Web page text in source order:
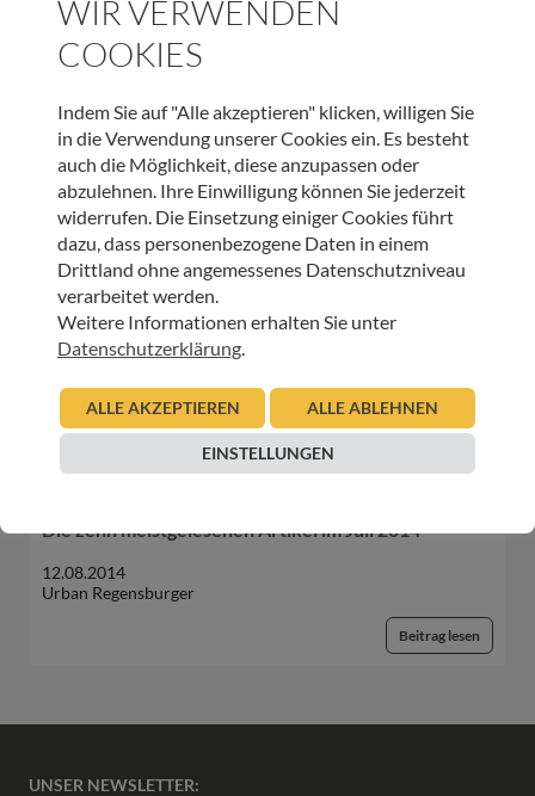
WEITERE BEITRÄGE DIESER KATEGORIE
HOSPIZ TIROL
Die meistgelesenen Tagebuch Beiträge 2014
Urban Regensburger
Beitrag lesen
Die zehn meistgelesenen Artikel im Juli 2014
12.08.2014
Urban Regensburger
Beitrag lesen
UNSER NEWSLETTER:
WIR VERWENDEN
COOKIES
Indem Sie auf "Alle akzeptieren" klicken, willigen Sie
in die Verwendung unserer Cookies ein. Es besteht
auch die Möglichkeit, diese anzupassen oder
abzulehnen. Ihre Einwilligung können Sie jederzeit
widerrufen. Die Einsetzung einiger Cookies führt
dazu, dass personenbezogene Daten in einem
Drittland ohne angemessenes Datenschutzniveau
verarbeitet werden.
Weitere Informationen erhalten Sie unter
Datenschutzerklärung.
ALLE AKZEPTIEREN ALLE ABLEHNEN
EINSTELLUNGEN